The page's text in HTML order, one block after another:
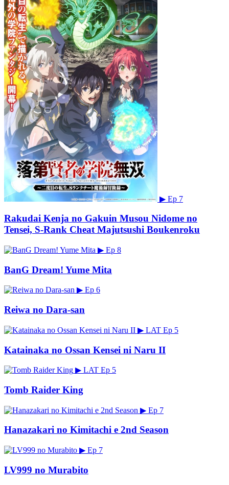
▶ Ep 7
Rakudai Kenja no Gakuin Musou Nidome no
Tensei, S-Rank Cheat Majutsushi Boukenroku
▶ Ep 8
BanG Dream! Yume Mita
▶ Ep 6
Reiwa no Dara-san
▶ LAT Ep 5
Katainaka no Ossan Kensei ni Naru II
▶ LAT Ep 5
Tomb Raider King
▶ Ep 7
Hanazakari no Kimitachi e 2nd Season
▶ Ep 7
LV999 no Murabito